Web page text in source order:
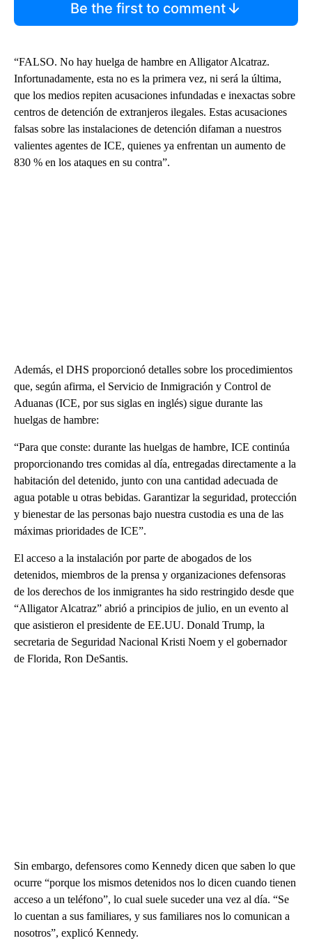
Be the first to comment
“FALSO. No hay huelga de hambre en Alligator Alcatraz.
Infortunadamente, esta no es la primera vez, ni será la última,
que los medios repiten acusaciones infundadas e inexactas sobre
centros de detención de extranjeros ilegales. Estas acusaciones
falsas sobre las instalaciones de detención difaman a nuestros
valientes agentes de ICE, quienes ya enfrentan un aumento de
830 % en los ataques en su contra”.
Además, el DHS proporcionó detalles sobre los procedimientos
que, según afirma, el Servicio de Inmigración y Control de
Aduanas (ICE, por sus siglas en inglés) sigue durante las
huelgas de hambre:
“Para que conste: durante las huelgas de hambre, ICE continúa
proporcionando tres comidas al día, entregadas directamente a la
habitación del detenido, junto con una cantidad adecuada de
agua potable u otras bebidas. Garantizar la seguridad, protección
y bienestar de las personas bajo nuestra custodia es una de las
máximas prioridades de ICE”.
El acceso a la instalación por parte de abogados de los
detenidos, miembros de la prensa y organizaciones defensoras
de los derechos de los inmigrantes ha sido restringido desde que
“Alligator Alcatraz” abrió a principios de julio, en un evento al
que asistieron el presidente de EE.UU. Donald Trump, la
secretaria de Seguridad Nacional Kristi Noem y el gobernador
de Florida, Ron DeSantis.
Sin embargo, defensores como Kennedy dicen que saben lo que
ocurre “porque los mismos detenidos nos lo dicen cuando tienen
acceso a un teléfono”, lo cual suele suceder una vez al día. “Se
lo cuentan a sus familiares, y sus familiares nos lo comunican a
nosotros”, explicó Kennedy.